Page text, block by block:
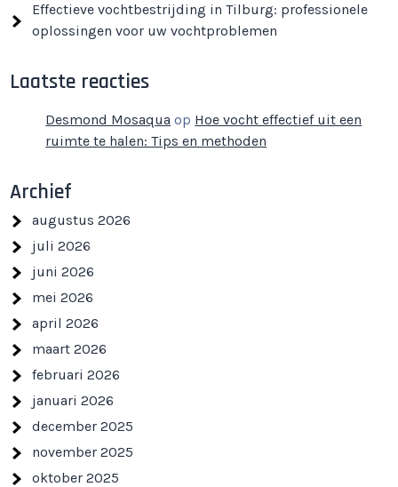
Effectieve vochtbestrijding in Tilburg: professionele
oplossingen voor uw vochtproblemen
Laatste reacties
Desmond Mosaqua op Hoe vocht effectief uit een
ruimte te halen: Tips en methoden
Archief
augustus 2026
juli 2026
juni 2026
mei 2026
april 2026
maart 2026
februari 2026
januari 2026
december 2025
november 2025
oktober 2025